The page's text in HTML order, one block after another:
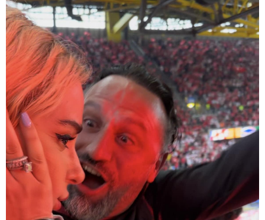
"15 წლის წინ ჩადენილი
დანაშაული, 5-ჯერ შეცვლილი
მოსამართლე, 4-ჯერ თავიდან
დაწყებული საქმე... მადლობა
პროკურატურას, მათ გარეშე ეს
შედეგი არ დადგებოდა" - ქეთა
ხარძიანი
კატეგორიის ყველა სიახლე
ყველაზე კარგი/ცუდი ქვეყნები
ემიგრანტებისთვის 2026 წელს